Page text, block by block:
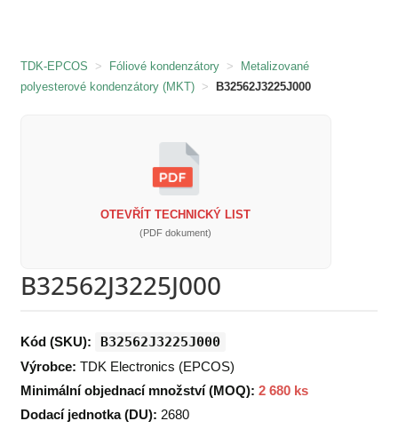
TDK-EPCOS > Fóliové kondenzátory >
Metalizované
polyesterové kondenzátory (MKT) > B32562J3225J000
OTEVŘÍT TECHNICKÝ LIST
(PDF dokument)
B32562J3225J000
Kód (SKU): B32562J3225J000
Výrobce: TDK Electronics (EPCOS)
Minimální objednací množství (MOQ): 2 680 ks
Dodací jednotka (DU): 2680